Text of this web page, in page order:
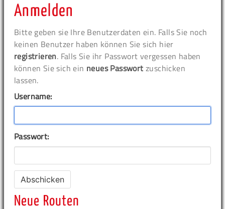
Anmelden
Bitte geben sie Ihre Benutzerdaten ein. Falls Sie noch
keinen Benutzer haben können Sie sich hier
registrieren. Falls Sie ihr Passwort vergessen haben
können Sie sich ein neues Passwort zuschicken
lassen.
Username:
Passwort:
Neue Routen